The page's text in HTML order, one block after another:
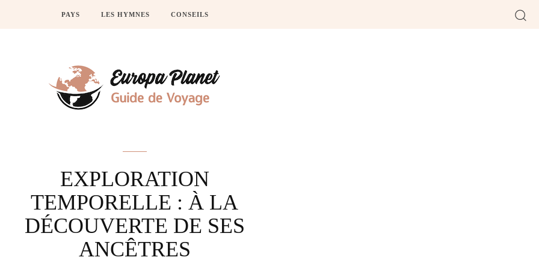
PAYS LES HYMNES CONSEILS
EXPLORATION
TEMPORELLE : À LA
DÉCOUVERTE DE SES
ANCÊTRES